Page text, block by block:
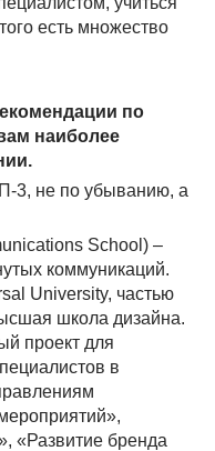
есть множество
по
наиболее
3, не по убыванию, а
School) –
коммуникаций.
University, частью
школа дизайна.
проект для
в
«Развитие бренда